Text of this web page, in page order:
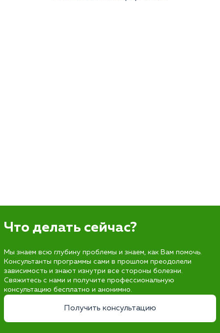
Что делать сейчас?
Мы знаем всю глубину проблемы и знаем, как Вам помочь.
Консультанты программы сами в прошлом преодолели
зависимость и знают изнутри все стороны болезни.
Свяжитесь с нами и получите профессиональную
консультацию бесплатно и анонимно.
Получить консультацию